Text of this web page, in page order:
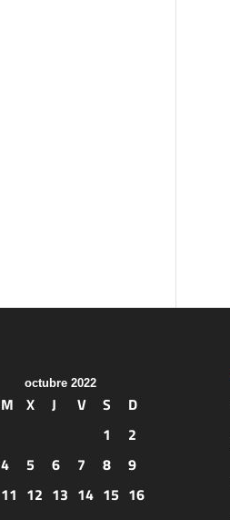
octubre 2022
M X J V S
D
1
2
4 5 6 7 8
9
11 12 13 14 15 16